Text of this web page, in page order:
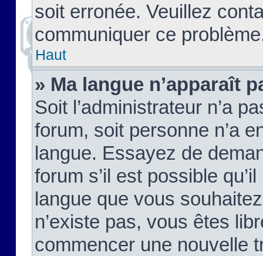
soit erronée. Veuillez
communiquer ce
Haut
» Ma langue n’apparaît
Soit l’administrateur n’a
forum, soit personne n’a
langue. Essayez de
forum s’il est possible
langue que vous
n’existe pas, vous êtes
commencer une nouvelle